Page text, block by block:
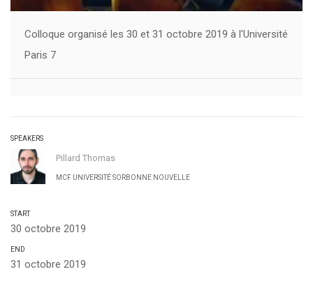
Colloque organisé les 30 et 31 octobre 2019 à l'Université
Paris 7
SPEAKERS
Pillard Thomas
MCF UNIVERSITÉ SORBONNE NOUVELLE
START
30 octobre 2019
END
31 octobre 2019